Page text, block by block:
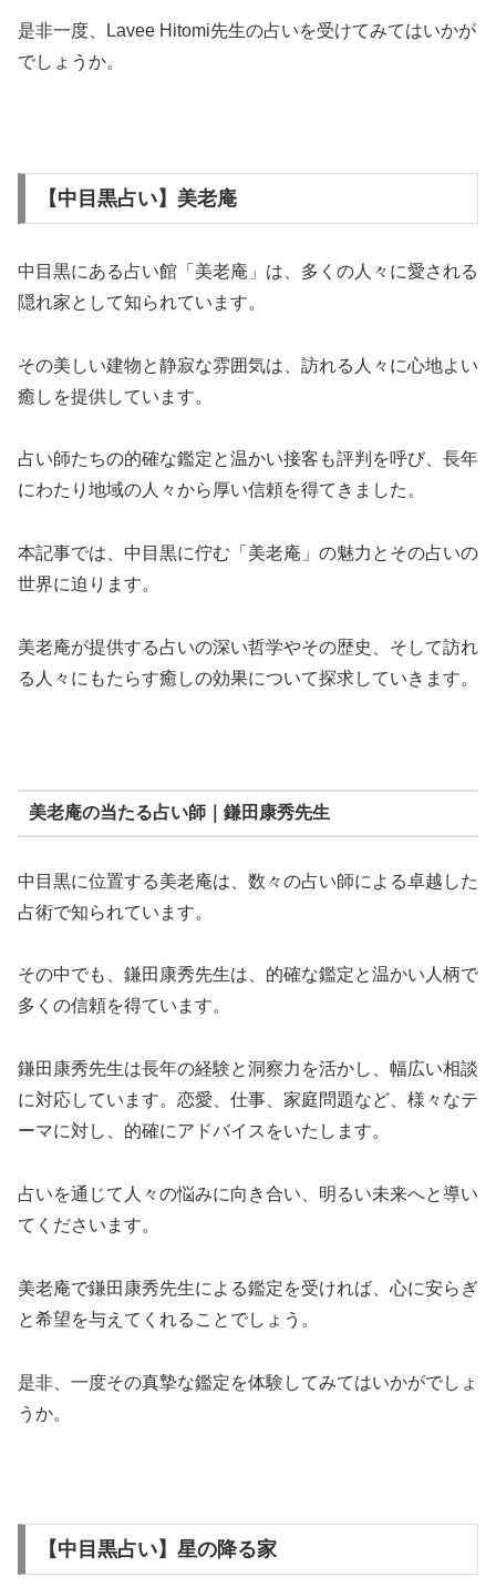
是非一度、Lavee Hitomi先生の占いを受けてみてはいかが
でしょうか。
【中目黒占い】美老庵
中目黒にある占い館「美老庵」は、多くの人々に愛される
隠れ家として知られています。
その美しい建物と静寂な雰囲気は、訪れる人々に心地よい
癒しを提供しています。
占い師たちの的確な鑑定と温かい接客も評判を呼び、長年
にわたり地域の人々から厚い信頼を得てきました。
本記事では、中目黒に佇む「美老庵」の魅力とその占いの
世界に迫ります。
美老庵が提供する占いの深い哲学やその歴史、そして訪れ
る人々にもたらす癒しの効果について探求していきます。
美老庵の当たる占い師｜鎌田康秀先生
中目黒に位置する美老庵は、数々の占い師による卓越した
占術で知られています。
その中でも、鎌田康秀先生は、的確な鑑定と温かい人柄で
多くの信頼を得ています。
鎌田康秀先生は長年の経験と洞察力を活かし、幅広い相談
に対応しています。恋愛、仕事、家庭問題など、様々なテ
ーマに対し、的確にアドバイスをいたします。
占いを通じて人々の悩みに向き合い、明るい未来へと導い
てくださいます。
美老庵で鎌田康秀先生による鑑定を受ければ、心に安らぎ
と希望を与えてくれることでしょう。
是非、一度その真摯な鑑定を体験してみてはいかがでしょ
うか。
【中目黒占い】星の降る家